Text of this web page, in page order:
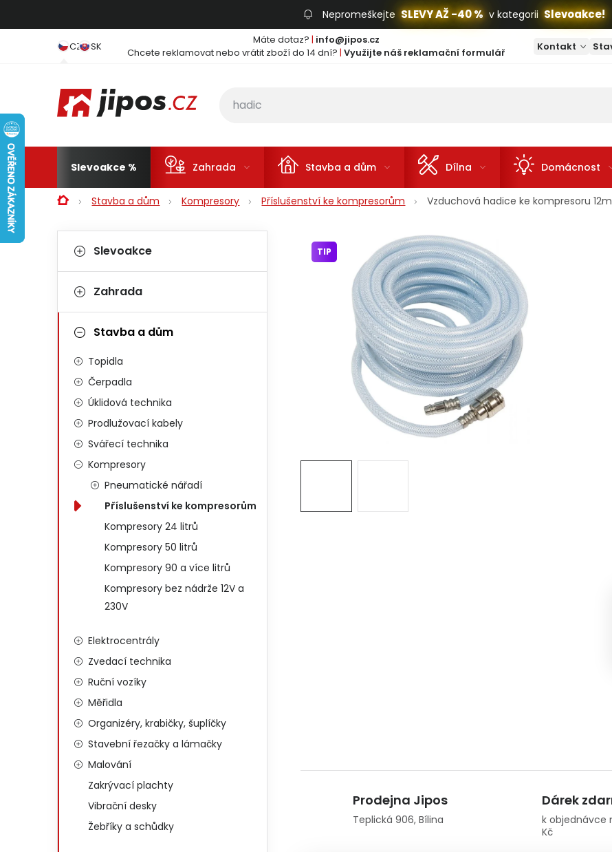
Nepromeškejte SLEVY AŽ -40 % v kategorii Slevoakce!
CZ SK Máte dotaz? | info@jipos.cz
Chcete reklamovat nebo vrátit zboží do 14 dní? | Využijte náš reklamační formulář Kontakt
Slevoakce Zahrada Stavba a dům Dílna Domácnost
DomůStavba a dům Kompresory Příslušenství ke kompresorům Vzduchová hadice ke kompresoru
Postranní panel
Kategorie
Slevoakce
Zahrada
Stavba a dům
Topidla
Čerpadla
Úklidová technika
Prodlužovací kabely
Svářecí technika
Kompresory
Pneumatické nářadí
Příslušenství ke kompresorům
Kompresory 24 litrů
Kompresory 50 litrů
Kompresory 90 a více litrů
Kompresory bez nádrže 12V a
230V
Elektrocentrály
Zvedací technika
Ruční vozíky
Měřidla
Organizéry, krabičky, šuplíčky
Stavební řezačky a lámačky
Malování
Zakrývací plachty
Vibrační desky
Žebříky a schůdky
TIP
Prodejna Jipos
Teplická 906, Bílina
Dárek
k objednávce
Kč